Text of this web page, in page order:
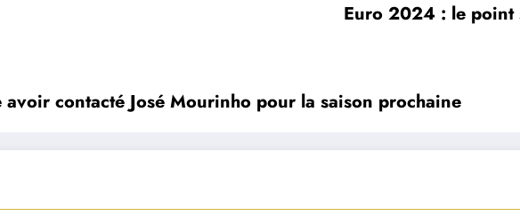
Euro 2024 : le point
contacté José Mourinho pour la saison prochaine